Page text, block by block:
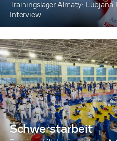
Trainingslager Almaty: Lubjana
Interview
Schwerstarbeit